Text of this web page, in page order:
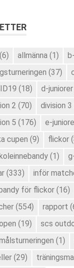
(6) allmänna (1)
(37)
(18) d-juniorer
2 (70) division 3
5 (176) e-
cupen (9) flickor
(1)
(333) inför
för flickor (16)
(554) rapport
(19) scs
(1)
(29)